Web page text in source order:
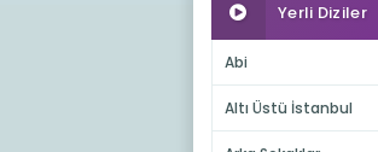
Yerli Diziler
Abi
Altı Üstü İstanbul